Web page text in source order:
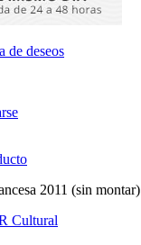
de deseos
2011 (sin montar)
Cultural